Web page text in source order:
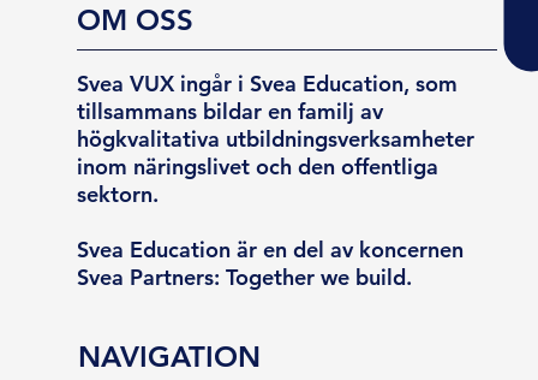
OM OSS
Svea VUX ingår i Svea Education, som
tillsammans bildar en familj av
högkvalitativa utbildningsverksamheter
inom näringslivet och den offentliga
sektorn.
Svea Education är en del av koncernen
Svea Partners: Together we build.
NAVIGATION